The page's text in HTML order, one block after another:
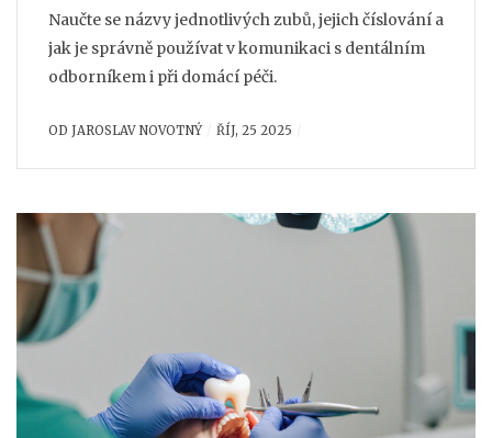
Naučte se názvy jednotlivých zubů, jejich číslování a
jak je správně používat v komunikaci s dentálním
odborníkem i při domácí péči.
OD JAROSLAV NOVOTNÝ ŘÍJ, 25 2025